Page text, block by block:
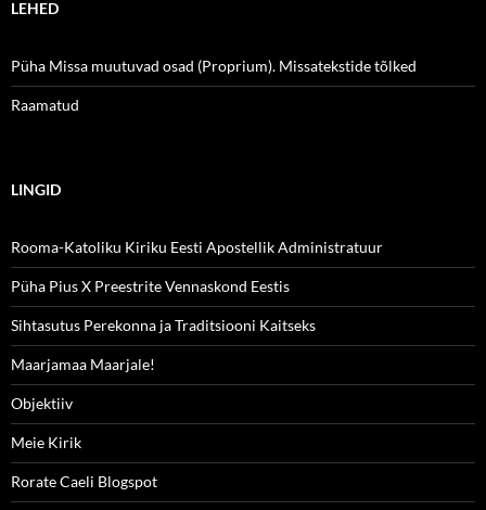
LEHED
Püha Missa muutuvad osad (Proprium). Missatekstide tõlked
Raamatud
LINGID
Rooma-Katoliku Kiriku Eesti Apostellik Administratuur
Püha Pius X Preestrite Vennaskond Eestis
Sihtasutus Perekonna ja Traditsiooni Kaitseks
Maarjamaa Maarjale!
Objektiiv
Meie Kirik
Rorate Caeli Blogspot